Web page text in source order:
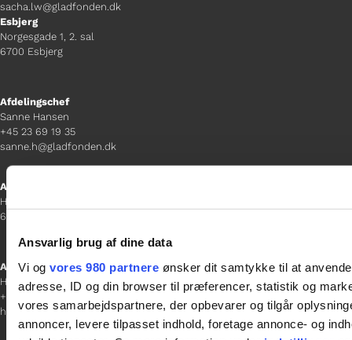
Ansvarlig brug af dine data
Vi og vores 980 partnere ønsker dit samtykke til at
adresse, ID og din browser til præferencer, statistik og
vores samarbejdspartnere, der opbevarer og tilgår
annoncer, levere tilpasset indhold, foretage annonce- og
sacha.lw@gladfonden.dk
Esbjerg
Norgesgade 1, 2. sal
6700 Esbjerg
Afdelingschef
Sanne Hansen
+45 23 69 19 35
sanne.h@gladfonden.dk
Aabenraa
H P Hanssens Gade 23, 2.
6200 Aabenraa
Afdelingschef
Helene Teichert
+45 29 37 32 41
helene.t@gladfonden.dk